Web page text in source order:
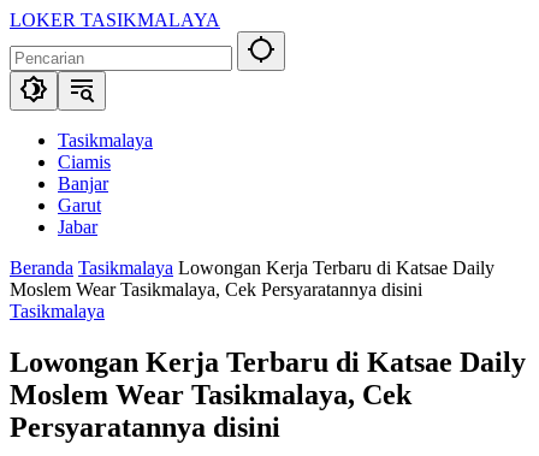
Langsung
konten
LOKER TASIKMALAYA
Lowongan
Kerja
Tasikmalaya
SekitarnaTasikmalaya
Ciamis
Banjar
Garut
Jabar
Beranda Tasikmalaya Lowongan Kerja Terbaru di Katsae Daily
Moslem Wear Tasikmalaya, Cek Persyaratannya disini
Tasikmalaya
Lowongan Kerja Terbaru di Katsae Daily
Moslem Wear Tasikmalaya, Cek
Persyaratannya disini